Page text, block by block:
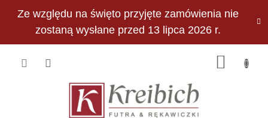
Ze względu na święto przyjęte zamówienia nie
zostaną wysłane przed 13 lipca 2026 r.
PLN